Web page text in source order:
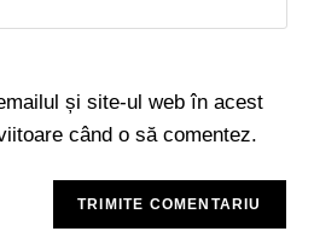
și site-ul web în acest
când o să comentez.